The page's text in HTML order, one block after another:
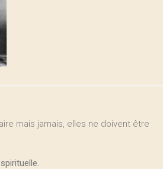
mais jamais, elles ne doivent être